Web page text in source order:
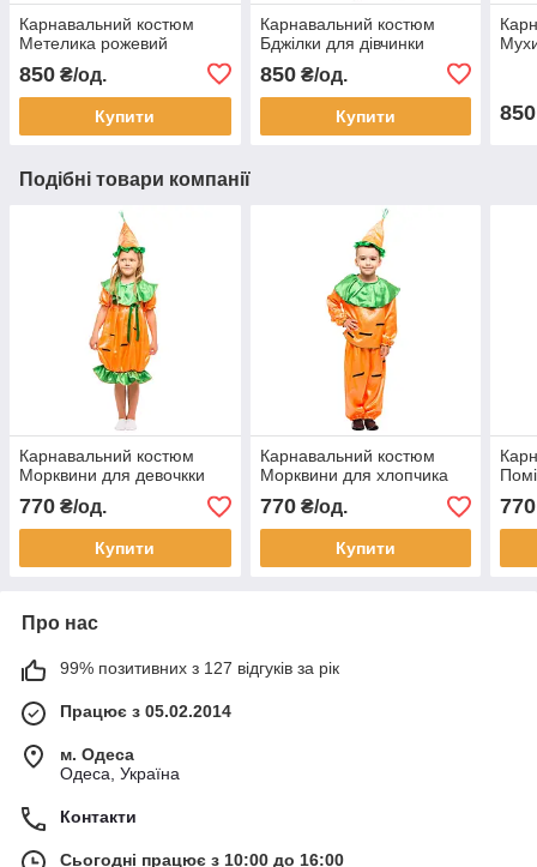
Карнавальний костюм
Метелика рожевий
850 ₴/од.
Купити
Карнавальний костюм
Бджілки для дівчинки
850₴/од.
Купити 850
Подібні товари компанії
Карнавальний костюм
Морквини для девочкки
770 ₴/од.
Купити
Карнавальний костюм
Морквини для хлопчика
770₴/од.
Купити
770
Про нас
99% позитивних з 127 відгуків за рік
Працює з 05.02.2014
м. Одеса
Одеса, Україна
Контакти
Сьогодні працює з 10:00 до 16:00